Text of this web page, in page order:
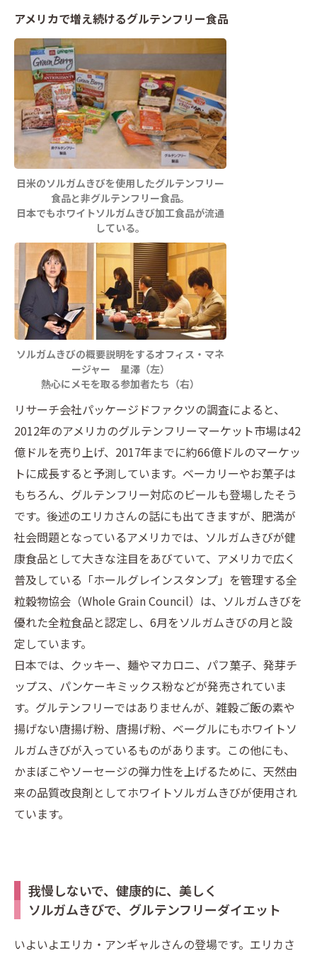
アメリカで増え続けるグルテンフリー食品
日米のソルガムきびを使用したグルテンフリー
食品と非グルテンフリー食品。
日本でもホワイトソルガムきび加工食品が流通
している。
ソルガムきびの概要説明をするオフィス・マネ
ージャー 星澤（左）
熱心にメモを取る参加者たち（右）
リサーチ会社パッケージドファクツの調査によると、
2012年のアメリカのグルテンフリーマーケット市場は42
億ドルを売り上げ、2017年までに約66億ドルのマーケッ
トに成長すると予測しています。ベーカリーやお菓子は
もちろん、グルテンフリー対応のビールも登場したそう
です。後述のエリカさんの話にも出てきますが、肥満が
社会問題となっているアメリカでは、ソルガムきびが健
康食品として大きな注目をあびていて、アメリカで広く
普及している「ホールグレインスタンプ」を管理する全
粒穀物協会（Whole Grain Council）は、ソルガムきびを
優れた全粒食品と認定し、6月をソルガムきびの月と設
定しています。
日本では、クッキー、麺やマカロニ、パフ菓子、発芽チ
ップス、パンケーキミックス粉などが発売されていま
す。グルテンフリーではありませんが、雑穀ご飯の素や
揚げない唐揚げ粉、唐揚げ粉、ベーグルにもホワイトソ
ルガムきびが入っているものがあります。この他にも、
かまぼこやソーセージの弾力性を上げるために、天然由
来の品質改良剤としてホワイトソルガムきびが使用され
ています。
我慢しないで、健康的に、美しく
ソルガムきびで、グルテンフリーダイエット
いよいよエリカ・アンギャルさんの登場です。エリカさ